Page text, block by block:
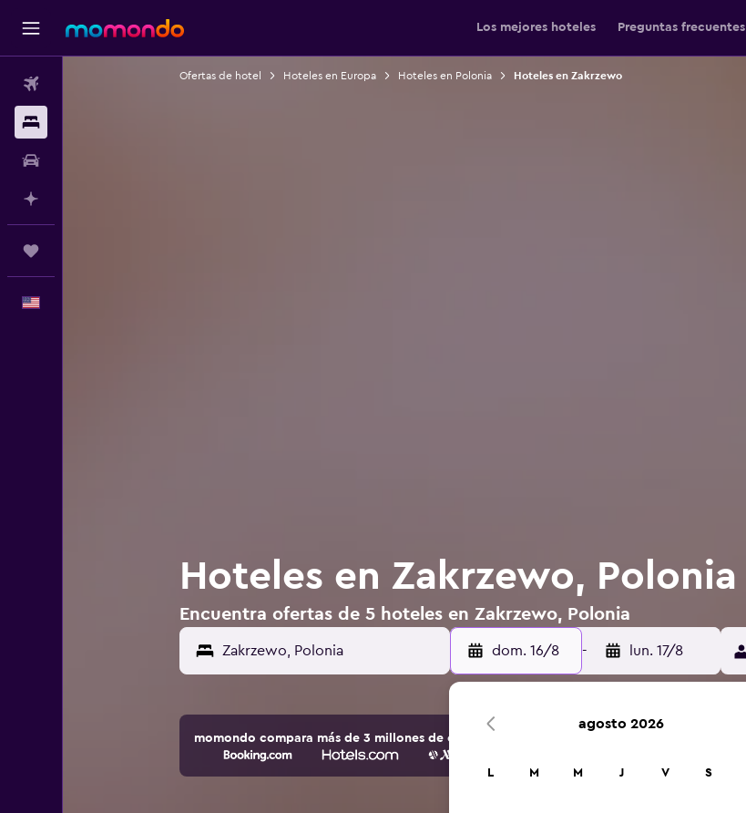
Los mejores hoteles Preguntas frecuentes
Ofertas de hotel Hoteles en Europa Hoteles en Polonia Hoteles en Zakrzewo
Hoteles en Zakrzewo, Polonia
Encuentra ofertas de 5 hoteles en Zakrzewo, Polonia
dom. 16/8 - lun. 17/8
momondo compara más de 3 millones de opciones de hoteles y alojamientos.
agosto 2026
L M M J V S